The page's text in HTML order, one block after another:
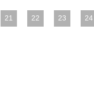
21 22 23 24